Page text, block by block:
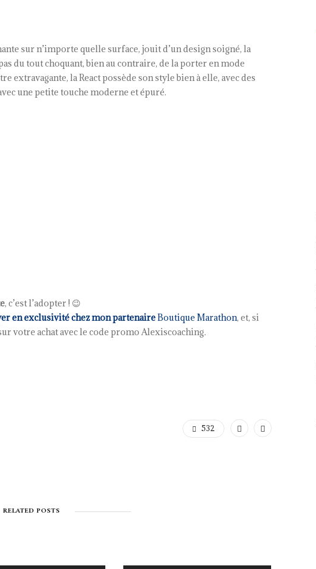
sur n’importe quelle surface, jouit d’un design soigné, la
du tout choquant, bien au contraire, de la porter en mode
extravagante, la React possède son style bien à elle, avec des
une petite touche moderne et épuré.
, c’est l’adopter ! 😉
en exclusivité chez mon partenaireBoutique Marathon, et, si
votre achat avec le code promo Alexiscoaching.
532
RELATED POSTS